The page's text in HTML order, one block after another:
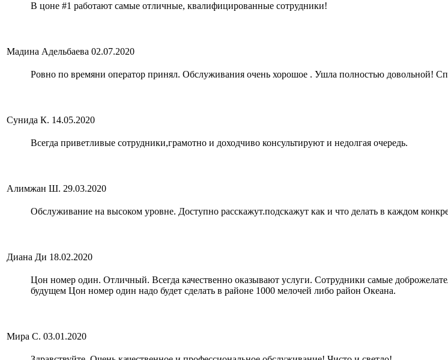
В цоне #1 работают самые отличные, квалифицированные сотрудники!
Мадина Адельбаева 02.07.2020
Ровно по времяни оператор принял. Обслуживания очень хорошое . Ушла полностью довольной!
Сунида К. 14.05.2020
Всегда приветливые сотрудники,грамотно и доходчиво консультируют и недолгая очередь.
Алимжан Ш. 29.03.2020
Обслуживание на высоком уровне. Доступно расскажут.подскажут как и что делать в каждом
Диана Ди 18.02.2020
Цон номер один. Отличный. Всегда качественно оказывают услуги. Сотрудники самые
будущем Цон номер один надо будет сделать в районе 1000 мелочей либо район Океана.
Мира С. 03.01.2020